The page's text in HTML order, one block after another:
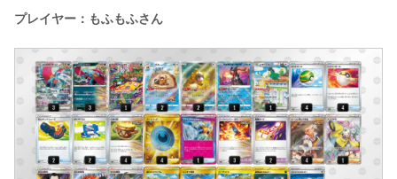
プレイヤー：もふもふさん